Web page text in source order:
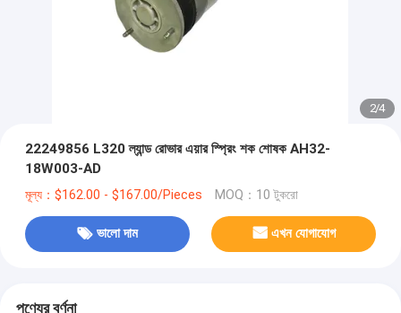
2/4
22249856 L320 ল্যান্ড রোভার এয়ার স্প্রিং শক শোষক AH32-
18W003-AD
মূল্য：$162.00 - $167.00/Pieces MOQ：10 টুকরো
ভালো দাম এখন যোগাযোগ
পণ্যের বর্ণনা